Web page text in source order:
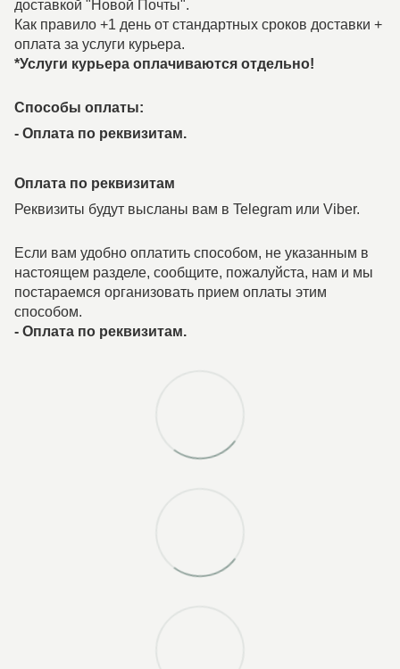
доставкой "Новой Почты".
Как правило +1 день от стандартных сроков доставки +
оплата за услуги курьера.
*Услуги курьера оплачиваются отдельно!
Способы оплаты:
- Оплата по реквизитам.
Оплата по реквизитам
Реквизиты будут высланы вам в Telegram или Viber.
Если вам удобно оплатить способом, не указанным в
настоящем разделе, сообщите, пожалуйста, нам и мы
постараемся организовать прием оплаты этим
способом.
- Оплата по реквизитам.